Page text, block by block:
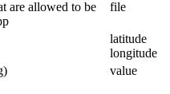
are allowed to be
file
latitude
longitude
value